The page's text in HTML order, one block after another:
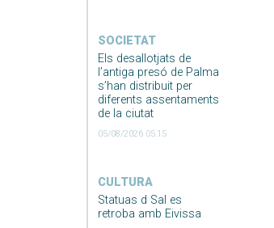
SOCIETAT
Els desallotjats de
l’antiga presó de Palma
s’han distribuit per
diferents assentaments
de la ciutat
05/08/2026 05:15
CULTURA
Statuas d Sal es
retroba amb Eivissa